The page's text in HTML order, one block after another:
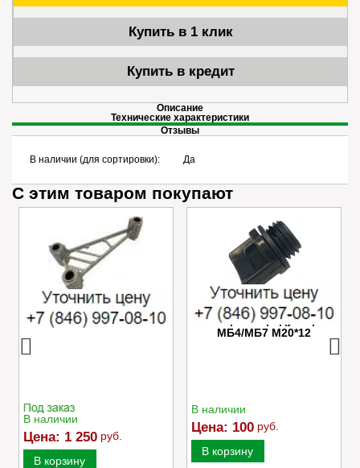
Купить в 1 клик
Купить в кредит
Описание
Технические характеристики
Отзывы
В наличии (для сортировки): Да
С этим товаром покупают
Успокоитель цепи
Caiman VARIO
В наличии
Цена: 1 250 руб.
В корзину
Пробка маслозаливного
отверстия редуктора
МБ4/МБ7 M20*12
В наличии
Цена: 100 руб.
В корзину